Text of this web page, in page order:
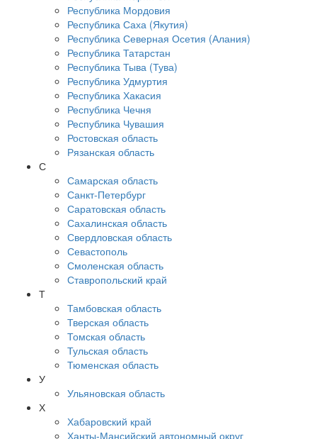
Республика Мордовия
Республика Саха (Якутия)
Республика Северная Осетия (Алания)
Республика Татарстан
Республика Тыва (Тува)
Республика Удмуртия
Республика Хакасия
Республика Чечня
Республика Чувашия
Ростовская область
Рязанская область
С
Самарская область
Санкт-Петербург
Саратовская область
Сахалинская область
Свердловская область
Севастополь
Смоленская область
Ставропольский край
Т
Тамбовская область
Тверская область
Томская область
Тульская область
Тюменская область
У
Ульяновская область
Х
Хабаровский край
Ханты-Мансийский автономный округ